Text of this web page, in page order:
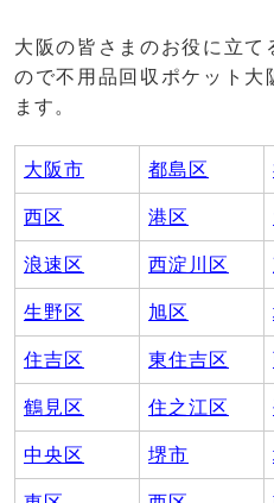
大阪の皆さまのお役に立て
ので不用品回収ポケット大
ます。
大阪市 都島区
西区 港区
浪速区 西淀川区
生野区 旭区
住吉区 東住吉区
鶴見区 住之江区
中央区 堺市